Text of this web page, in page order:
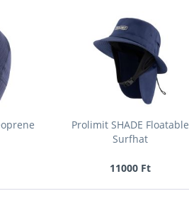
Prolimit SHADE Floatable
Surfhat
11000 Ft